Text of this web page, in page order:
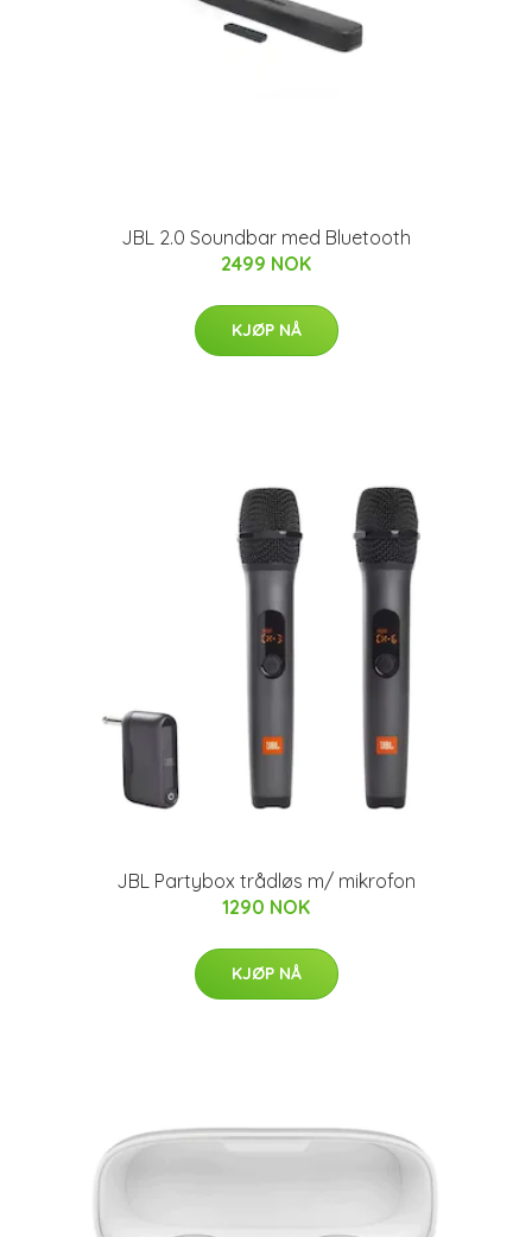
JBL 2.0 Soundbar med Bluetooth
2499 NOK
KJØP NÅ
JBL Partybox trådløs m/ mikrofon
1290 NOK
KJØP NÅ